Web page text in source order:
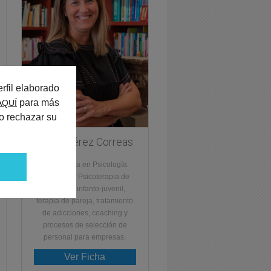
Paola Pérez Correas
Especialista en Psicología.
Experta en Psicoterapia de
adultos e infanto-juvenil,
terapia de pareja, tratamiento
de adicciones, coaching y
procesos de selección de
personal para empresas.
Ver Ficha
elaborado
para más
rechazar su